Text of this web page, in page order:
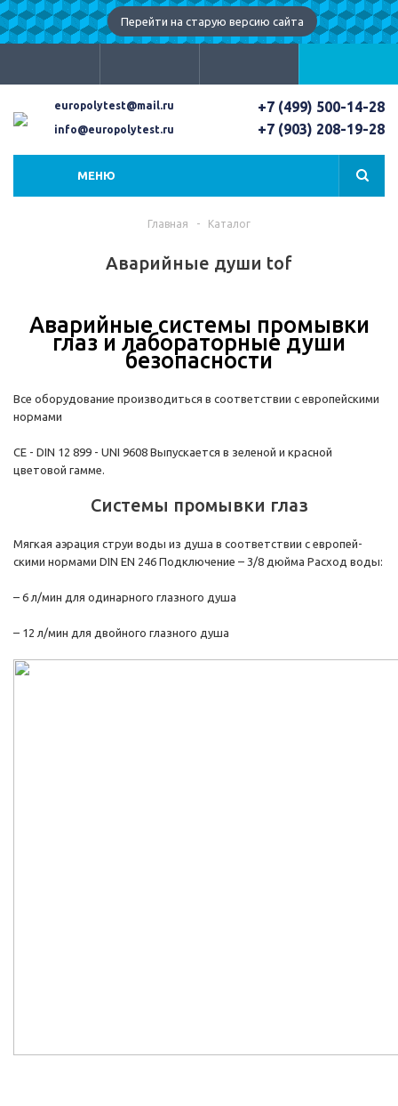
Перейти на старую версию сайта
europolytest@mail.ru
info@europolytest.ru
+7 (499) 500-14-28
+7 (903) 208-19-28
МЕНЮ
Главная - Каталог
Аварийные души tof
Аварийные системы промывки
глаз и лабораторные души
безопасности
Все оборудование производиться в соответствии с европейскими
нормами
CE - DIN 12 899 - UNI 9608 Выпускается в зеленой и красной
цветовой гамме.
Системы промывки глаз
Мягкая аэрация струи воды из душа в соответствии с европей-
скими нормами DIN EN 246 Подключение – 3/8 дюйма Расход воды:
– 6 л/мин для одинарного глазного душа
– 12 л/мин для двойного глазного душа